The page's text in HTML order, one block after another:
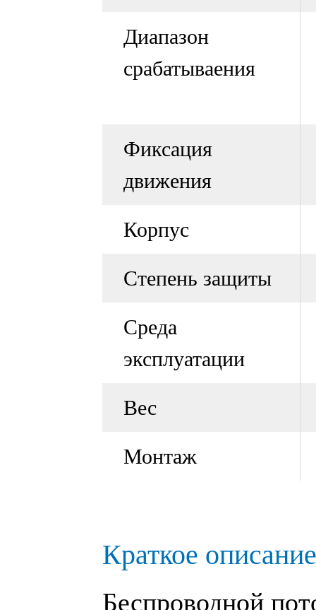
Диапазон
срабатываения
Фиксация
движения
Корпус
Степень защиты
Среда
эксплуатации
Вес
Монтаж
Краткое
Беспроводной